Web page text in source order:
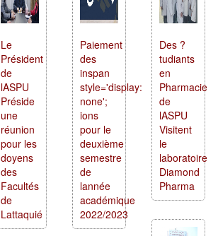
Le
Président
de
lASPU
Préside
une
réunion
pour les
doyens
des
Facultés
de
Lattaquié
Paiement
des
inspan
style='display:
none';
ions
pour le
deuxième
semestre
de
lannée
académique
2022/2023
Des ?
tudiants
en
Pharmacie
de
lASPU
Visitent
le
laboratoire
Diamond
Pharma